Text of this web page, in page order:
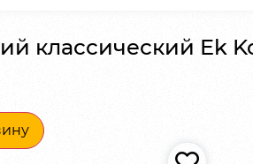
классический Ek